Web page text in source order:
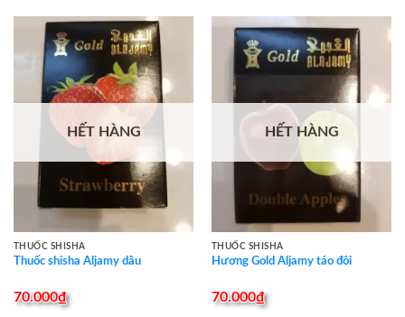
HẾT HÀNG
THUỐC SHISHA
Thuốc shisha Aljamy dâu
70.000₫
HẾT HÀNG
THUỐC SHISHA
Hương Gold Aljamy táo đôi
70.000₫